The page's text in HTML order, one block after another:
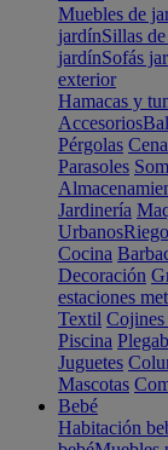
Muebles de
jardínSillas
jardínSofás
exterior
Hamacas y
Accesorios
Pérgolas
Parasoles
Jardinería
UrbanosRiego
Cocina
Decoración
estaciones
Textil
Piscina
Juguetes
Mascotas
Bebé
Habitación